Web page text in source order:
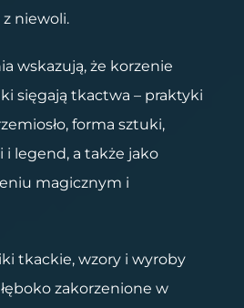
z niewoli.
wskazują, że korzenie
sięgają tkactwa – praktyki
forma sztuki,
legend, a także jako
magicznym i
tkackie, wzory i wyroby
zakorzenione w